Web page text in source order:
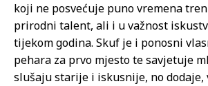
koji ne posvećuje puno vremena
prirodni talent, ali i u važnost
tijekom godina. Skuf je i ponosni
pehara za prvo mjesto te savjetuje
slušaju starije i iskusnije, no dodaje,